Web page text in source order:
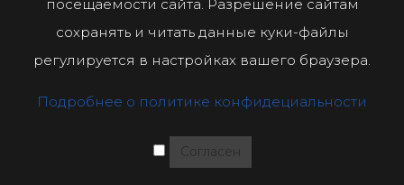
посещаемости сайта. Разрешение сайтам
сохранять и читать данные куки-файлы
регулируется в настройках вашего браузера.
Подробнее о политике конфидециальности
Согласен